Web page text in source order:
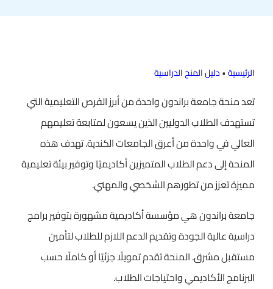
الرئيسية•دليل المنح الدراسية
تعد منحة جامعة براندون واحدة من أبرز الفرص التعليمية التي
تستهدف الطلاب الدوليين الذين يسعون لمتابعة تعليمهم
العالي في واحدة من أعرق الجامعات الكندية. تهدف هذه
المنحة إلى دعم الطلاب المتميزين أكاديميًا وتوفير بيئة تعليمية
مميزة تعزز من تطورهم الشخصي والمهني.
جامعة براندون هي مؤسسة أكاديمية مشهورة بتوفير برامج
دراسية عالية الجودة وتقديم الدعم اللازم للطلاب لتأمين
مستقبل مشرق. المنحة تقدم تمويلًا جزئيًا أو كاملًا حسب
البرنامج الأكاديمي واحتياجات الطلاب.